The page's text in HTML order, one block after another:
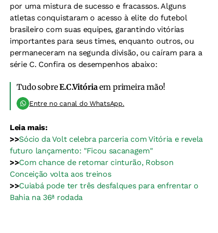
por uma mistura de sucesso e fracassos. Alguns
atletas conquistaram o acesso à elite do futebol
brasileiro com suas equipes, garantindo vitórias
importantes para seus times, enquanto outros, ou
permaneceram na segunda divisão, ou caíram para a
série C. Confira os desempenhos abaixo:
Tudo sobreE.C.Vitóriaem primeira mão!
Entre no canal do WhatsApp.
Leia mais:
>>Sócio da Volt celebra parceria com Vitória e revela
futuro lançamento: "Ficou sacanagem"
>>Com chance de retomar cinturão, Robson
Conceição volta aos treinos
>>Cuiabá pode ter três desfalques para enfrentar o
Bahia na 36ª rodada